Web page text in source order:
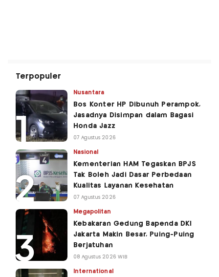
Terpopuler
Nusantara
Bos Konter HP Dibunuh Perampok,
Jasadnya Disimpan dalam Bagasi
Honda Jazz
07 Agustus 2026
Nasional
Kementerian HAM Tegaskan BPJS
Tak Boleh Jadi Dasar Perbedaan
Kualitas Layanan Kesehatan
07 Agustus 2026
Megapolitan
Kebakaran Gedung Bapenda DKI
Jakarta Makin Besar, Puing-Puing
Berjatuhan
08 Agustus 2026 WIB
International